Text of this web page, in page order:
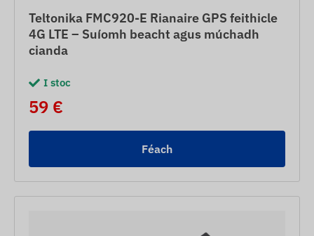
Teltonika FMC920-E Rianaire GPS feithicle
4G LTE – Suíomh beacht agus múchadh
cianda
I stoc
59 €
Féach